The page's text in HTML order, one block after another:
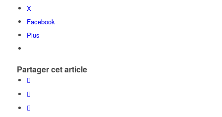
X
Facebook
Plus
Partager cet article